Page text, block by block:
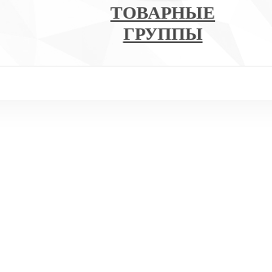
ТОВАРНЫЕ
ГРУППЫ